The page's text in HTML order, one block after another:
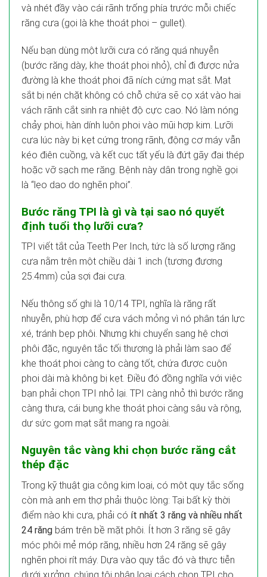
và nhét đầy vào cái rãnh trống phía trước mỗi chiếc
răng cưa (gọi là khe thoát phoi – gullet).
Nếu bạn dùng một lưỡi cưa có răng quá nhuyễn
(bước răng dày, khe thoát phoi nhỏ), chỉ đi được nửa
đường là khe thoát phoi đã ních cứng mạt sắt. Mạt
sắt bị nén chặt không có chỗ chứa sẽ cọ xát vào hai
vách rãnh cắt sinh ra nhiệt độ cực cao. Nó làm nóng
chảy phoi, hàn dính luôn phoi vào mũi hợp kim. Lưỡi
cưa lúc này bị kẹt cứng trong rãnh, động cơ máy vẫn
kéo điên cuồng, và kết cục tất yếu là đứt gãy đai thép
hoặc vỡ sạch me răng. Bệnh này dân trong nghề gọi
là “lẹo dao do nghẽn phoi”.
Bước răng TPI là gì và tại sao nó quyết
định tuổi thọ lưỡi cưa?
TPI viết tắt của Teeth Per Inch, tức là số lượng răng
cưa nằm trên một chiều dài 1 inch (tương đương
25.4mm) của sợi đai cưa.
Nếu thông số ghi là 10/14 TPI, nghĩa là răng rất
nhuyễn, phù hợp để cưa vách mỏng vì nó phân tán lực
xé, tránh bẹp phôi. Nhưng khi chuyển sang hệ chơi
phôi đặc, nguyên tắc tối thượng là phải làm sao để
khe thoát phoi càng to càng tốt, chứa được cuộn
phoi dài mà không bị kẹt. Điều đó đồng nghĩa với việc
bạn phải chọn TPI nhỏ lại. TPI càng nhỏ thì bước răng
càng thưa, cái bụng khe thoát phoi càng sâu và rộng,
dư sức gom mạt sắt mang ra ngoài.
Nguyên tắc vàng khi chọn bước răng cắt
thép đặc
Trong kỹ thuật gia công kim loại, có một quy tắc sống
còn mà anh em thợ phải thuộc lòng: Tại bất kỳ thời
điểm nào khi cưa, phải có ít nhất 3 răng và nhiều nhất
24 răng bám trên bề mặt phôi. Ít hơn 3 răng sẽ gây
móc phôi mẻ móp răng, nhiều hơn 24 răng sẽ gây
nghẽn phoi rít máy. Dựa vào quy tắc đó và thực tiễn
dưới xưởng, chúng tôi phân loại cách chọn TPI cho